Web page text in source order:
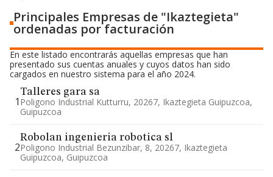
Principales Empresas de "Ikaztegieta"
ordenadas por facturación
En este listado encontrarás aquellas empresas que han
presentado sus cuentas anuales y cuyos datos han sido
cargados en nuestro sistema para el año 2024.
1
Talleres gara sa
Poligono Industrial Kutturru, 20267, Ikaztegieta Guipuzcoa,
Guipuzcoa
2
Robolan ingenieria robotica sl
Poligono Industrial Bezunzibar, 8, 20267, Ikaztegieta
Guipuzcoa, Guipuzcoa